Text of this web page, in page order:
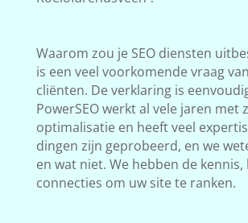
Waarom zou je SEO diensten
is een veel voorkomende vraag
cliënten. De verklaring is
PowerSEO werkt al vele jaren met
optimalisatie en heeft veel
dingen zijn geprobeerd, en we
en wat niet. We hebben de
connecties om uw site te ranken.